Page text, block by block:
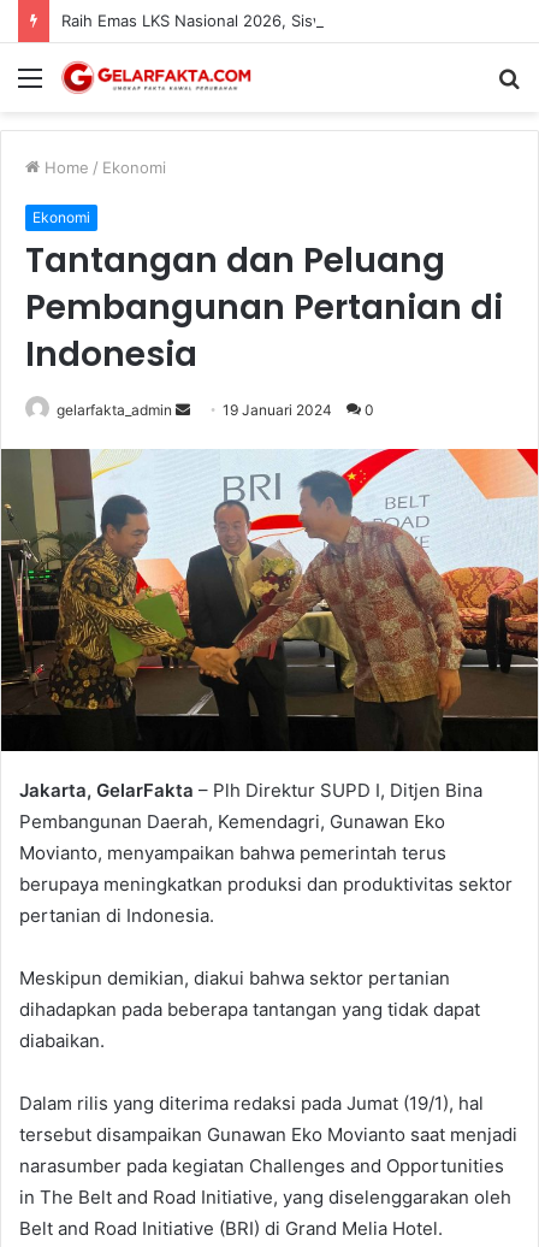
Menu
Home / Ekonomi
Ekonomi
Tantangan dan Peluang
Pembangunan Pertanian di
Indonesia
gelarfakta_admin
Send19 Januari 2024 0
Jakarta, GelarFakta – Plh Direktur SUPD I, Ditjen Bina
Pembangunan Daerah, Kemendagri, Gunawan Eko
Movianto, menyampaikan bahwa pemerintah terus
berupaya meningkatkan produksi dan produktivitas sektor
pertanian di Indonesia.
Meskipun demikian, diakui bahwa sektor pertanian
dihadapkan pada beberapa tantangan yang tidak dapat
diabaikan.
Dalam rilis yang diterima redaksi pada Jumat (19/1), hal
tersebut disampaikan Gunawan Eko Movianto saat menjadi
narasumber pada kegiatan Challenges and Opportunities
in The Belt and Road Initiative, yang diselenggarakan oleh
Belt and Road Initiative (BRI) di Grand Melia Hotel.